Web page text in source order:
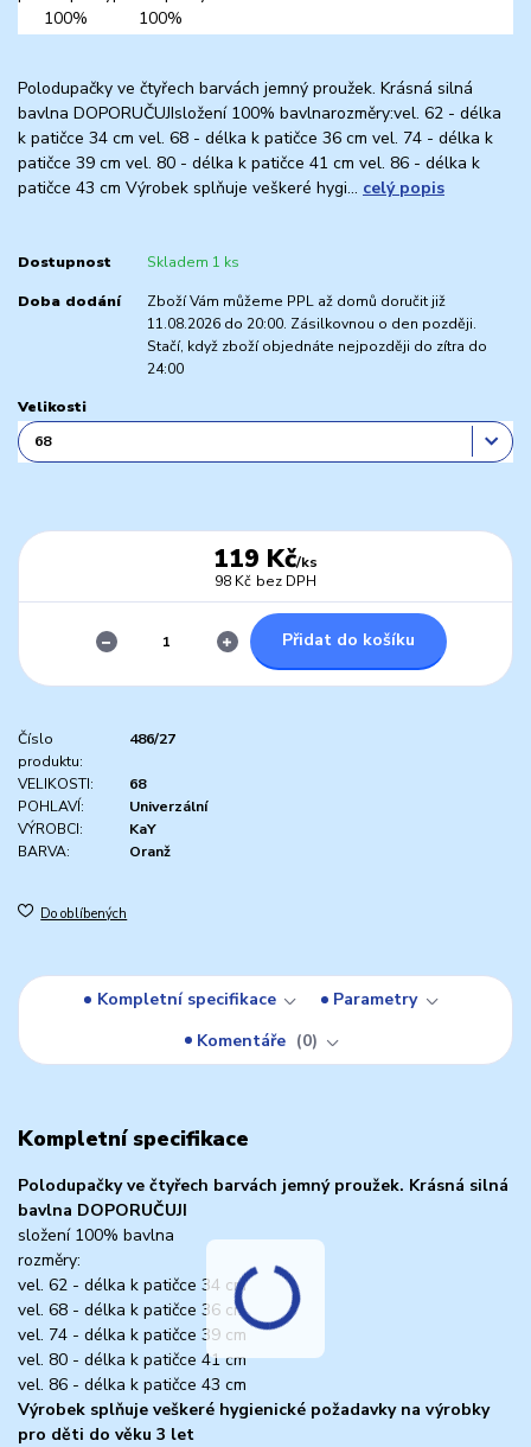
Polodupačky ve čtyřech barvách jemný proužek. Krásná silná
bavlna DOPORUČUJIsložení 100% bavlnarozměry:vel. 62 - délka
k patičce 34 cm vel. 68 - délka k patičce 36 cm vel. 74 - délka k
patičce 39 cm vel. 80 - délka k patičce 41 cm vel. 86 - délka k
patičce 43 cm Výrobek splňuje veškeré hygi... celý popis
Dostupnost Skladem 1 ks
Doba dodání
Zboží Vám můžeme PPL až domů doručit již
11.08.2026 do 20:00. Zásilkovnou o den později.
Stačí, když zboží objednáte nejpozději do zítra do
24:00
Velikosti
119 Kč/ks
98 Kč bez DPH
Přidat do košíku
Číslo
produktu:
486/27
VELIKOSTI:
68
POHLAVÍ:
Univerzální
VÝROBCI:
KaY
BARVA:
Oranž
Do oblíbených
Kompletní specifikace
Parametry
Komentáře
0
Kompletní specifikace
Polodupačky ve čtyřech barvách jemný proužek. Krásná silná
bavlna DOPORUČUJI
složení 100% bavlna
rozměry:
vel. 62 - délka k patičce 34 cm
vel. 68 - délka k patičce 36 cm
vel. 74 - délka k patičce 39 cm
vel. 80 - délka k patičce 41 cm
vel. 86 - délka k patičce 43 cm
Výrobek splňuje veškeré hygienické požadavky na výrobky
pro děti do věku 3 let